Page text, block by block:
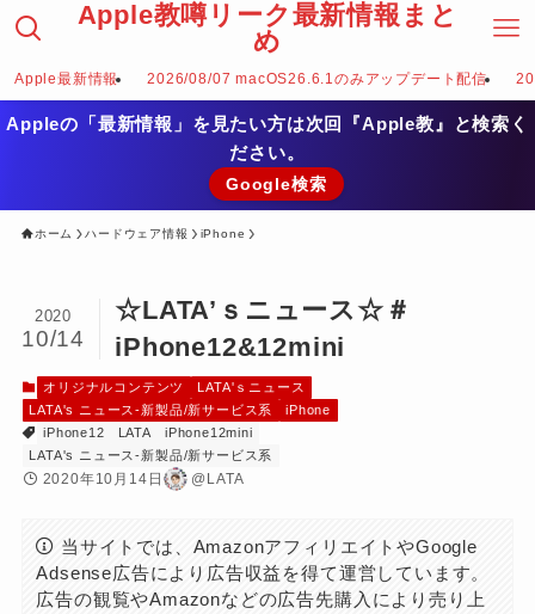
Apple教噂リーク最新情報まと
め
Apple最新情報 2026/08/07 macOS26.6.1のみアップデート配信
Appleの「最新情報」を見たい方は次回『Apple教』と検索く
ださい。
Google検索
ホーム ハードウェア情報 iPhone
☆LATA’ｓニュース☆＃
iPhone12&12mini
2020
10/14
オリジナルコンテンツ
LATA'ｓニュース
LATA's ニュース-新製品/新サービス系
iPhone
iPhone12
LATA
iPhone12mini
LATA's ニュース-新製品/新サービス系
2020年10月14日 @LATA
当サイトでは、AmazonアフィリエイトやGoogle
Adsense広告により広告収益を得て運営しています。
広告の観覧やAmazonなどの広告先購入により売り上